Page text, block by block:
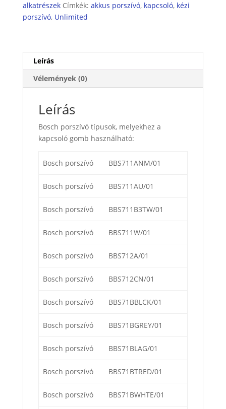
alkatrészek Címkék: akkus porszívó, kapcsoló, kézi
porszívó, Unlimited
Leírás
Vélemények (0)
Leírás
Bosch porszívó típusok, melyekhez a
kapcsoló gomb használható:
Bosch porszívó BBS711ANM/01
Bosch porszívó BBS711AU/01
Bosch porszívó BBS711B3TW/01
Bosch porszívó BBS711W/01
Bosch porszívó BBS712A/01
Bosch porszívó BBS712CN/01
Bosch porszívó BBS71BBLCK/01
Bosch porszívó BBS71BGREY/01
Bosch porszívó BBS71BLAG/01
Bosch porszívó BBS71BTRED/01
Bosch porszívó BBS71BWHTE/01